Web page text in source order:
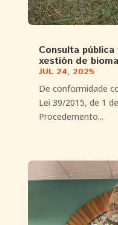
Consulta
xestión de
JUL 24, 2025
De conformidade
Lei 39/2015, de 1
Procedemento...